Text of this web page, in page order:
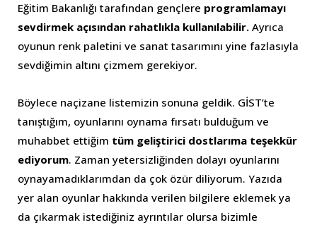
Eğitim Bakanlığı tarafından gençlere programlamayı
sevdirmek açısından rahatlıkla kullanılabilir. Ayrıca
oyunun renk paletini ve sanat tasarımını yine fazlasıyla
sevdiğimin altını çizmem gerekiyor.
Böylece naçizane listemizin sonuna geldik. GİST’te
tanıştığım, oyunlarını oynama fırsatı bulduğum ve
muhabbet ettiğim tüm geliştirici dostlarıma teşekkür
ediyorum. Zaman yetersizliğinden dolayı oyunlarını
oynayamadıklarımdan da çok özür diliyorum. Yazıda
yer alan oyunlar hakkında verilen bilgilere eklemek ya
da çıkarmak istediğiniz ayrıntılar olursa bizimle